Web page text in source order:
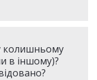
колишньому
в іншому)?